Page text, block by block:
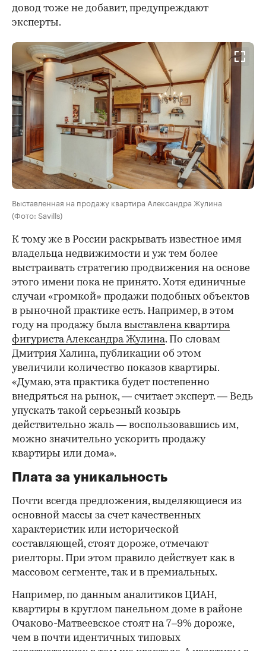
довод тоже не добавит, предупреждают
эксперты.
Выставленная на продажу квартира Александра Жулина
(Фото: Savills)
К тому же в России раскрывать известное имя
владельца недвижимости и уж тем более
выстраивать стратегию продвижения на основе
этого имени пока не принято. Хотя единичные
случаи «громкой» продажи подобных объектов
в рыночной практике есть. Например, в этом
году на продажу былавыставлена квартира
фигуриста Александра Жулина. По словам
Дмитрия Халина, публикации об этом
увеличили количество показов квартиры.
«Думаю, эта практика будет постепенно
внедряться на рынок, — считает эксперт. — Ведь
упускать такой серьезный козырь
действительно жаль — воспользовавшись им,
можно значительно ускорить продажу
квартиры или дома».
Плата за уникальность
Почти всегда предложения, выделяющиеся из
основной массы за счет качественных
характеристик или исторической
составляющей, стоят дороже, отмечают
риелторы. При этом правило действует как в
массовом сегменте, так и в премиальных.
Например, по данным аналитиков ЦИАН,
квартиры в круглом панельном доме в районе
Очаково-Матвеевское стоят на 7–9% дороже,
чем в почти идентичных типовых